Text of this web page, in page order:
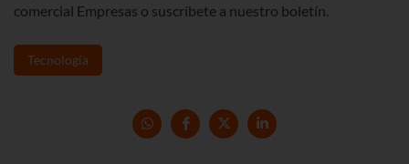
comercial Empresas o suscríbete a nuestro boletín.
Tecnología